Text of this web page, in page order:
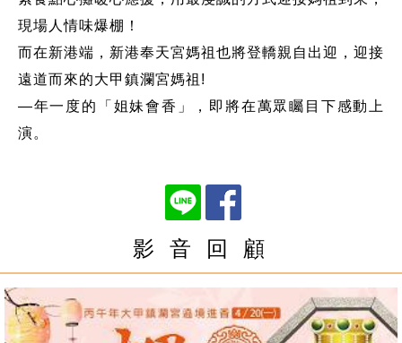
現場人情味爆棚！
而在新港端，新港奉天宮媽祖也將登轎親自出迎，迎接
遠道而來的大甲鎮瀾宮媽祖!
—年一度的「姐妹會香」，即將在萬眾矚目下感動上
演。
影 音 回 顧